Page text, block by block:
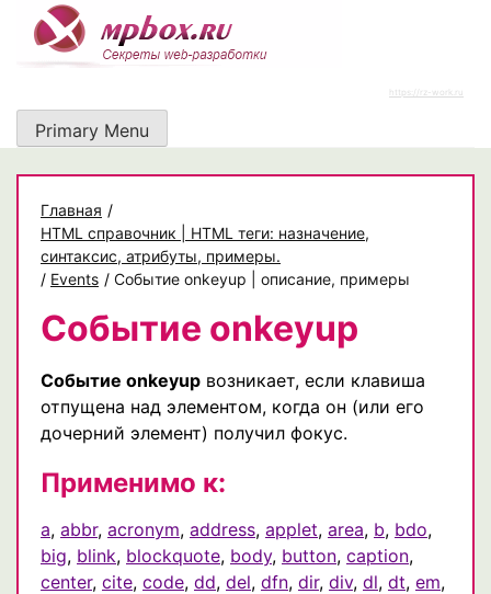
content
https://rz-work.ru
Primary Menu
Главная /
HTML справочник | HTML теги: назначение,
синтаксис, атрибуты, примеры.
/ Events / Событие onkeyup | описание, примеры
Событие onkeyup
Событие onkeyup возникает, если клавиша
отпущена над элементом, когда он (или его
дочерний элемент) получил фокус.
Применимо к:
a, abbr, acronym, address, applet, area, b, bdo,
big, blink, blockquote, body, button, caption,
center, cite, code, dd, del, dfn, dir, div, dl, dt, em,